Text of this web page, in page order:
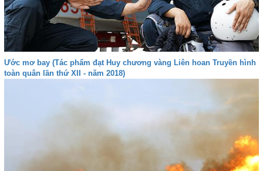
Ước mơ bay (Tác phẩm đạt Huy chương vàng Liên hoan Truyền hình
toàn quân lần thứ XII - năm 2018)